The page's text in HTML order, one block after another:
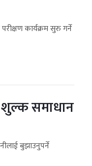
कार्यक्रम सुरु गर्ने
शुल्क समाधान
बुझाउनुपर्ने